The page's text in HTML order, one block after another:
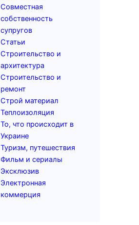
Совместная
собственность
супругов
Статьи
Строительство и
архитектура
Строительство и
ремонт
Строй материал
Теплоизоляция
То, что происходит в
Украине
Туризм, путешествия
Фильм и сериалы
Эксклюзив
Электронная
коммерция